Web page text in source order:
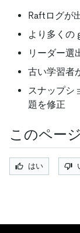
Raftログが
より多くの
リーダー選
古い学習者
スナップシ
題を修正
このペー
はい